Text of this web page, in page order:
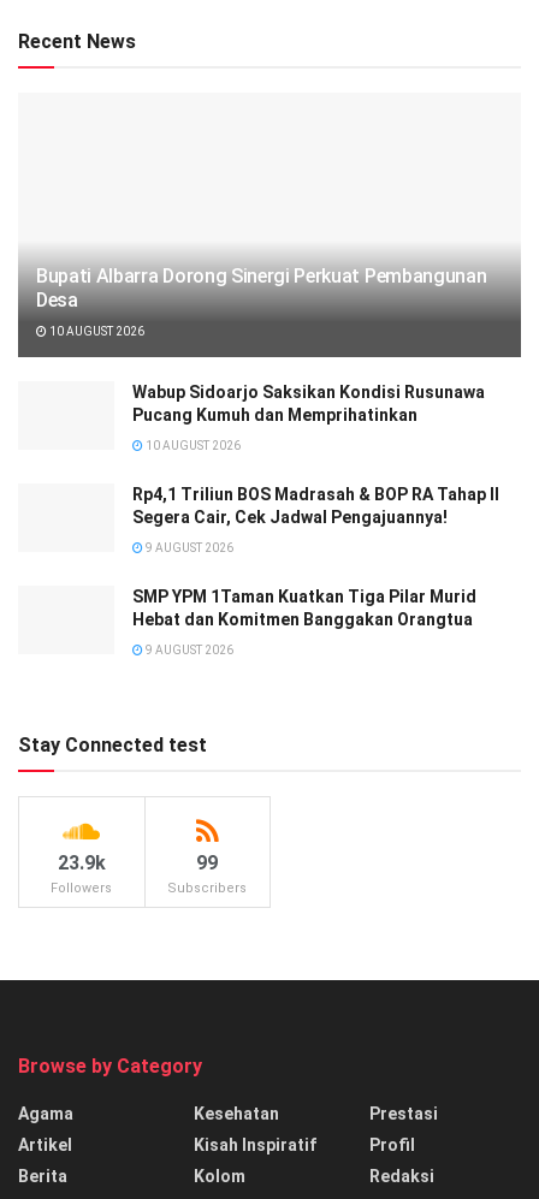
Recent News
Bupati Albarra Dorong Sinergi Perkuat Pembangunan
Desa
10 AUGUST 2026
Wabup Sidoarjo Saksikan Kondisi Rusunawa
Pucang Kumuh dan Memprihatinkan
10 AUGUST 2026
Rp4,1 Triliun BOS Madrasah & BOP RA Tahap II
Segera Cair, Cek Jadwal Pengajuannya!
9 AUGUST 2026
SMP YPM 1Taman Kuatkan Tiga Pilar Murid
Hebat dan Komitmen Banggakan Orangtua
9 AUGUST 2026
Stay Connected test
23.9k
Followers
99
Subscribers
Browse by Category
Agama
Artikel
Berita
Kesehatan
Kisah Inspiratif
Kolom
Prestasi
Profil
Redaksi